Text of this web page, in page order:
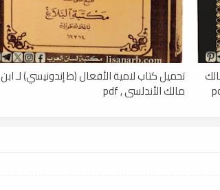
تحميل كتاب لامية الأفعال (ط إندونيسي) لـ ابن
مالك الأندلسي , pdf